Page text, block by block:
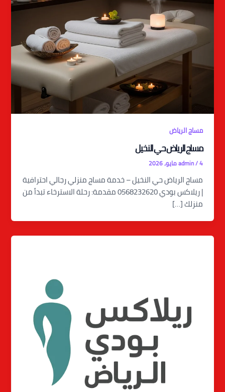
مساج الرياض
مساج الرياض حي النخيل
admin/4 مايو، 2026
مساج الرياض حي النخيل – خدمة مساج منزلي رجالي احترافية
| ريلاكس بودي 0568232620 مقدمة: رحلة الاسترخاء تبدأ من
منزلك […]